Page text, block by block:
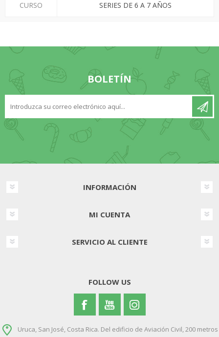
CURSO SERIES DE 6 A 7 AÑOS
BOLETÍN
INFORMACIÓN
MI CUENTA
SERVICIO AL CLIENTE
FOLLOW US
Uruca, San José, Costa Rica. Del edificio de Aviación Civil, 200 metros